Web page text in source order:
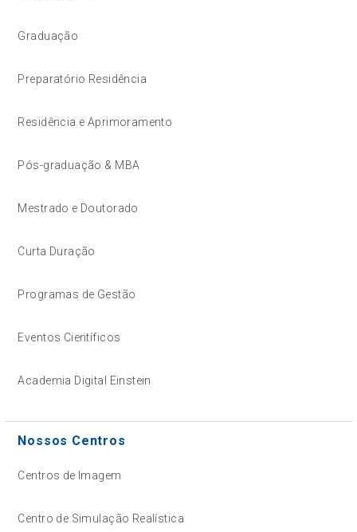
Graduação
Preparatório Residência
Residência e Aprimoramento
Pós-graduação & MBA
Mestrado e Doutorado
Curta Duração
Programas de Gestão
Eventos Científicos
Academia Digital Einstein
Nossos Centros
Centros de Imagem
Centro de Simulação Realística